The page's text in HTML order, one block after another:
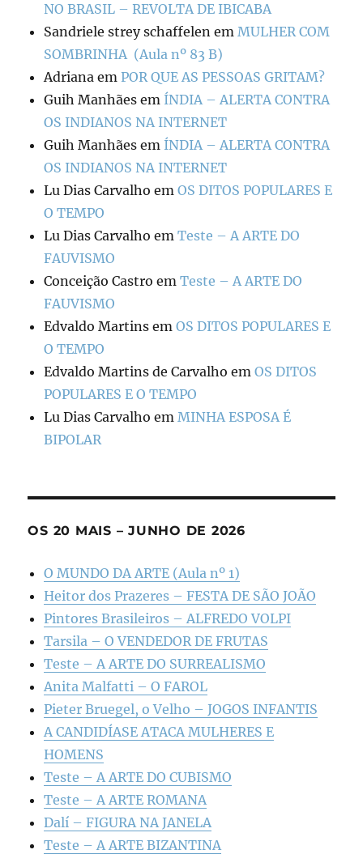
NO BRASIL – REVOLTA DE IBICABA
Sandriele strey schaffelen em MULHER COM
SOMBRINHA (Aula nº 83 B)
Adriana em POR QUE AS PESSOAS GRITAM?
Guih Manhães em ÍNDIA – ALERTA CONTRA
OS INDIANOS NA INTERNET
Guih Manhães em ÍNDIA – ALERTA CONTRA
OS INDIANOS NA INTERNET
Lu Dias Carvalho emOS DITOS POPULARES E
O TEMPO
Lu Dias Carvalho emTeste – A ARTE DO
FAUVISMO
Conceição Castro emTeste – A ARTE DO
FAUVISMO
Edvaldo Martins emOS DITOS POPULARES E
O TEMPO
Edvaldo Martins de Carvalho emOS DITOS
POPULARES E O TEMPO
Lu Dias Carvalho em MINHA ESPOSA É
BIPOLAR
OS 20 MAIS – JUNHO DE 2026
O MUNDO DA ARTE (Aula nº 1)
Heitor dos Prazeres – FESTA DE SÃO JOÃO
Pintores Brasileiros – ALFREDO VOLPI
Tarsila – O VENDEDOR DE FRUTAS
Teste – A ARTE DO SURREALISMO
Anita Malfatti – O FAROL
Pieter Bruegel, o Velho – JOGOS INFANTIS
A CANDIDÍASE ATACA MULHERES E
HOMENS
Teste – A ARTE DO CUBISMO
Teste – A ARTE ROMANA
Dalí – FIGURA NA JANELA
Teste – A ARTE BIZANTINA